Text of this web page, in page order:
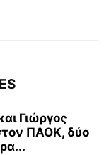
Γιώργος
ΠΑΟΚ, δύο